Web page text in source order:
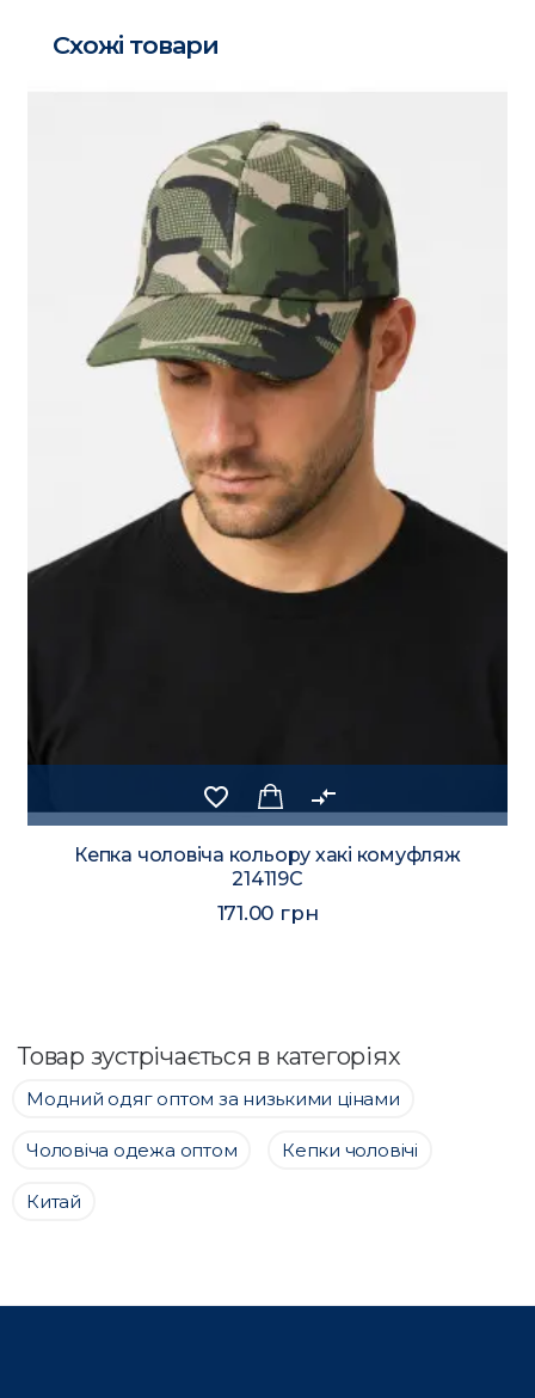
Схожі товари
favorite_border compare_arrows
Кепка чоловіча кольору хакі комуфляж
214119C
171.00 грн
Товар зустрічається в категоріях
Модний одяг оптом за низькими цінами
Чоловіча одежа оптом Кепки чоловічі
Китай